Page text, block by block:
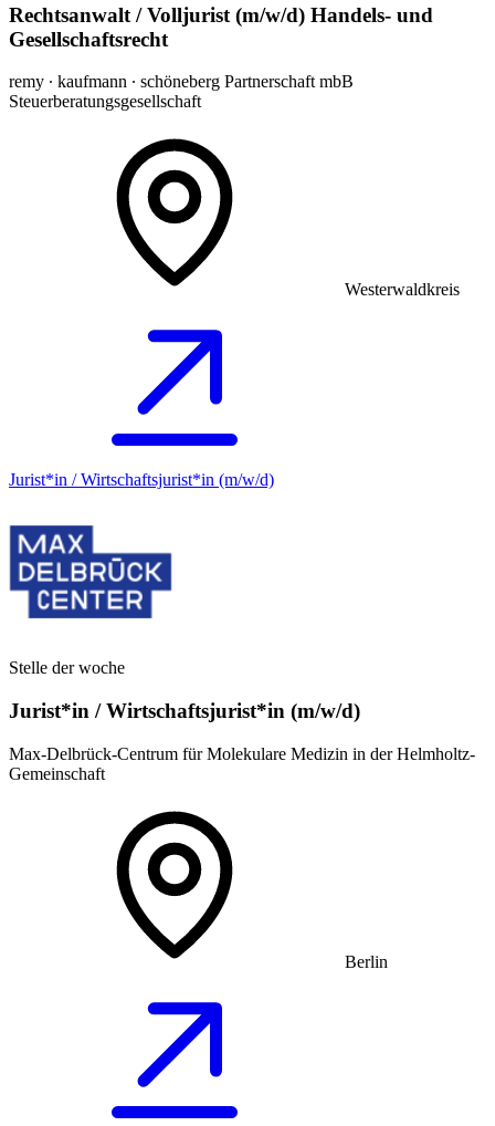
Rechtsanwalt / Volljurist (m/w/d) Handels- und
Gesellschaftsrecht
remy ∙ kaufmann ∙ schöneberg Partnerschaft mbB
Steuerberatungsgesellschaft
Westerwaldkreis
Jurist*in / Wirtschafts­jurist*in (m/w/d)
Stelle der woche
Jurist*in / Wirtschafts­jurist*in (m/w/d)
Max-Delbrück-Centrum für Molekulare Medizin in der Helmholtz-
Gemeinschaft
Berlin